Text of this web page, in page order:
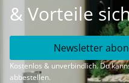
& Vorteile
Newsletter
Kostenlos & unverbindlich. Du
abbestellen.